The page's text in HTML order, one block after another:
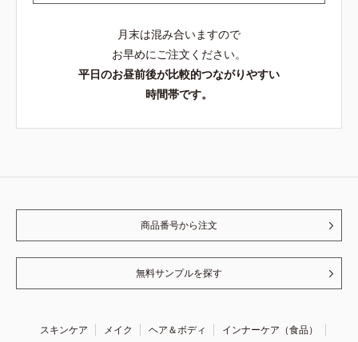
月末は混み合いますので
お早めにご注文ください。
平日のお昼前後が比較的つながりやすい
時間帯です。
商品番号から注文
無料サンプルを探す
スキンケア メイク ヘア＆ボディ
インナーケア（食品）